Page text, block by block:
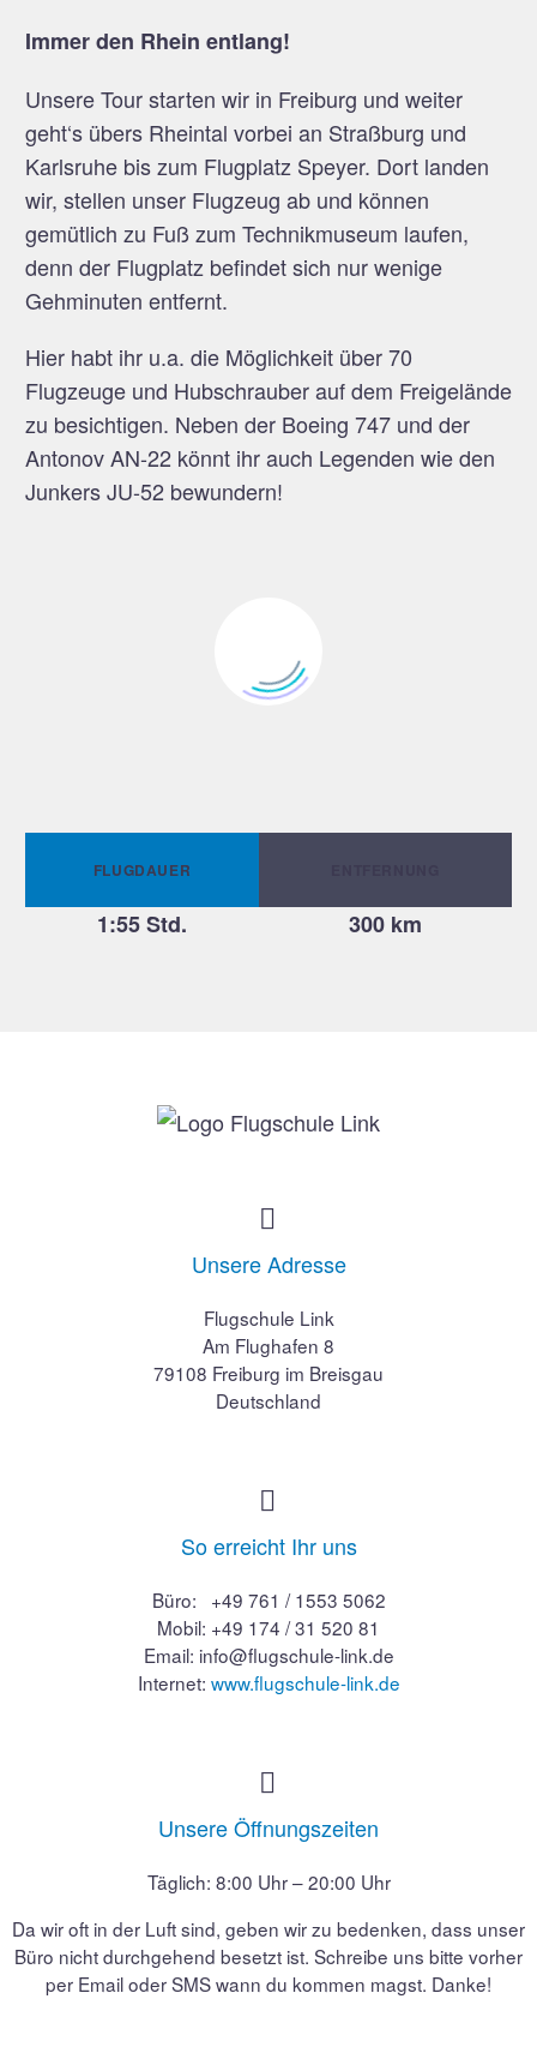
Immer den Rhein entlang!
Unsere Tour starten wir in Freiburg und weiter
geht‘s übers Rheintal vorbei an Straßburg und
Karlsruhe bis zum Flugplatz Speyer. Dort landen
wir, stellen unser Flugzeug ab und können
gemütlich zu Fuß zum Technikmuseum laufen,
denn der Flugplatz befindet sich nur wenige
Gehminuten entfernt.
Hier habt ihr u.a. die Möglichkeit über 70
Flugzeuge und Hubschrauber auf dem Freigelände
zu besichtigen. Neben der Boeing 747 und der
Antonov AN-22 könnt ihr auch Legenden wie den
Junkers JU-52 bewundern!
FLUGDAUER
1:55 Std. 300 km


Unsere Adresse
Flugschule Link
Am Flughafen 8
79108 Freiburg im Breisgau
Deutschland


So erreicht Ihr uns
Büro: +49 761 / 1553 5062
Mobil: +49 174 / 31 520 81
Email: info@flugschule-link.de
Internet: www.flugschule-link.de


Unsere Öffnungszeiten
Täglich: 8:00 Uhr – 20:00 Uhr
Da wir oft in der Luft sind, geben wir zu bedenken, dass unser
Büro nicht durchgehend besetzt ist. Schreibe uns bitte vorher
per Email oder SMS wann du kommen magst. Danke!